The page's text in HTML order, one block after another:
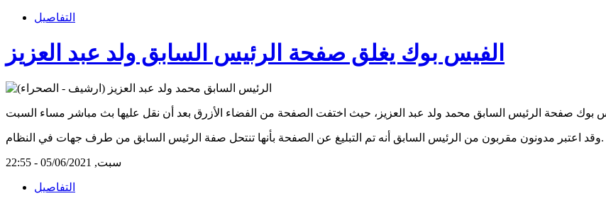
التفاصيل
الفيس بوك يغلق صفحة الرئيس السابق ولد عبد العزيز
وقد اعتبر مدونون مقربون من الرئيس السابق أنه تم التبليغ عن الصفحة بأنها تنتحل صفة الرئيس السابق من طرف جهات في النظام.
سبت, 05/06/2021 - 22:55
التفاصيل